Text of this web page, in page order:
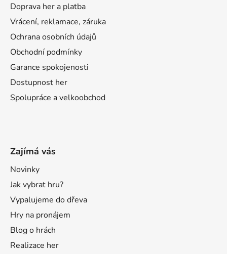
Doprava her a platba
Vrácení, reklamace, záruka
Ochrana osobních údajů
Obchodní podmínky
Garance spokojenosti
Dostupnost her
Spolupráce a velkoobchod
Zajímá vás
Novinky
Jak vybrat hru?
Vypalujeme do dřeva
Hry na pronájem
Blog o hrách
Realizace her